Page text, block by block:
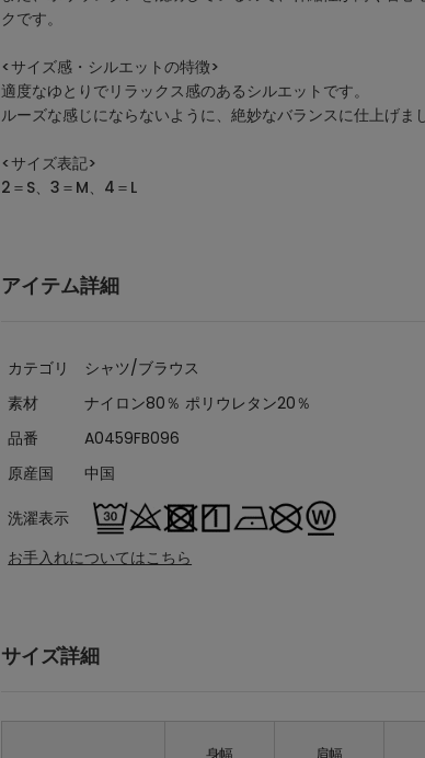
クです。
<サイズ感・シルエットの特徴>
適度なゆとりでリラックス感のあるシルエットです。
ルーズな感じにならないように、絶妙なバランスに仕上げま
<サイズ表記>
2＝S、3＝M、4＝L
アイテム詳細
カテゴリ
シャツ/ブラウス
素材
ナイロン80％ ポリウレタン20％
品番
A0459FB096
原産国
中国
洗濯表示
お手入れについてはこちら
サイズ詳細